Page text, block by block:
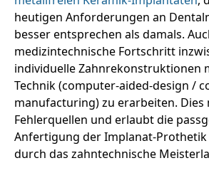
heutigen Anforderungen an
besser entsprechen als damals.
medizintechnische Fortschritt
individuelle Zahnrekonstruktionen
Technik (computer-aided-design /
manufacturing) zu erarbeiten.
Fehlerquellen und erlaubt die
Anfertigung der Implanat-Prothetik
durch das zahntechnische